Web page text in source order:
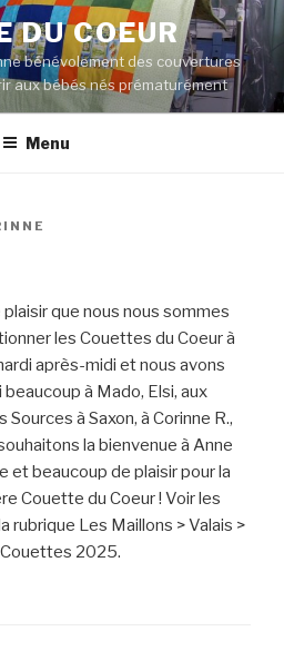
DU COEUR
bénévolement des couvertures
aux bébés nés prématurément
Menu
que nous nous sommes
les Couettes du Coeur à
après-midi et nous avons
à Mado, Elsi, aux
à Saxon, à Corinne R.,
la bienvenue à Anne
et beaucoup de plaisir pour la
Couette du Coeur ! Voir les
rubrique Les Maillons > Valais >
2025.